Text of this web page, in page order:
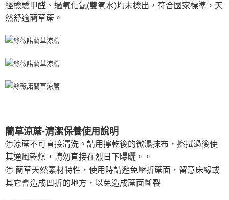
經檢驗甲醛、過氧化氫(雙氧水)均未檢出，符合國家標準，天
然舒適藺草蓆。
藺草涼蓆-清潔保養使用說明
㊟涼蓆不可直接清洗。請用擰乾後的微濕抹布，擦拭過後使
其通風乾燥，請勿直接在烈日下曝曬。。
㊟ 藺草天然素材特性，使用時請避免壓折蓆面，留意床緣或
其它會造成凹折的地方，以免造成蓆面斷裂